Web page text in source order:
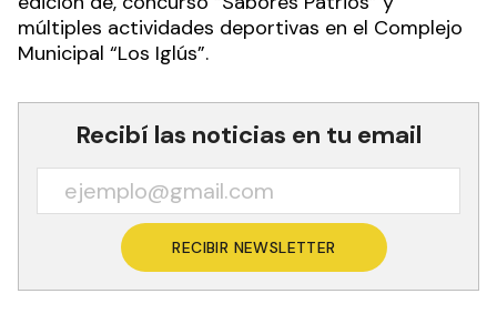
múltiples actividades deportivas en el Complejo
Municipal “Los Iglús”.
Recibí las noticias en tu email
RECIBIR NEWSLETTER